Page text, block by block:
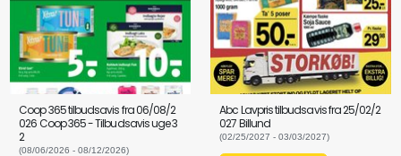
Coop 365 tilbudsavis fra 06/08/2
026 Coop 365 - Tilbudsavis uge 3
2
(08/06/2026 - 08/12/2026)
Abc Lavpris tilbudsavis fra 25/02/2
027 Billund
(02/25/2027 - 03/03/2027)